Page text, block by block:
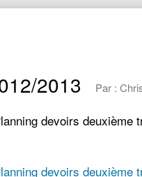
2013 Par :
devoirs deuxième
devoirs deuxième